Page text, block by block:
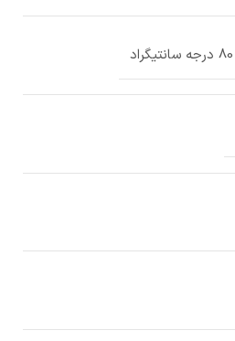
80 درجه سانتیگراد